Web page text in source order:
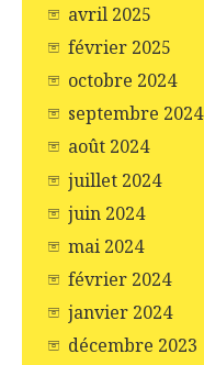
avril 2025
février 2025
octobre 2024
septembre 2024
août 2024
juillet 2024
juin 2024
mai 2024
février 2024
janvier 2024
décembre 2023